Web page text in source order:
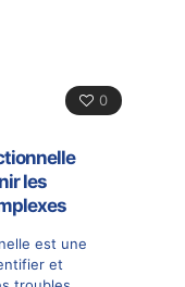
0
les
est une
et